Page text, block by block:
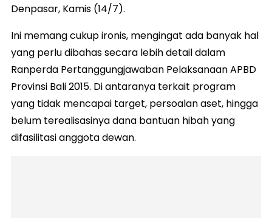
Denpasar, Kamis (14/7).
Ini memang cukup ironis, mengingat ada banyak hal
yang perlu dibahas secara lebih detail dalam
Ranperda Pertanggungjawaban Pelaksanaan APBD
Provinsi Bali 2015. Di antaranya terkait program
yang tidak mencapai target, persoalan aset, hingga
belum terealisasinya dana bantuan hibah yang
difasilitasi anggota dewan.